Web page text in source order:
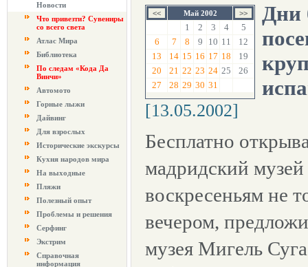
Новости
Что привезти? Сувениры
со всего света
Атлас Мира
Библиотека
По следам «Кода Да
Винчи»
Автомото
Горные лыжи
Дайвинг
Для взрослых
Исторические экскурсы
Кухня народов мира
На выходные
Пляжи
Полезный опыт
Проблемы и решения
Серфинг
Экстрим
Справочная
информация
Май 2002
1 2 3 4
5
6
7 8 9 10 11
12
13
14 15 16 17 18
19
20
21 22 23 24 25
26
27
28 29 30 31
Дни
[13.05.2002]
Бесплатно
мадридский
воскресеньям не
вечером,
музея Мигель